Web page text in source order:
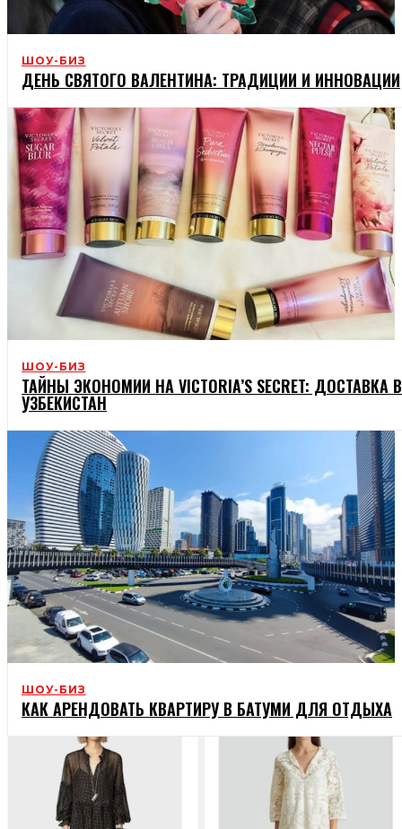
ШОУ-БИЗ
ДЕНЬ СВЯТОГО ВАЛЕНТИНА: ТРАДИЦИИ И ИННОВАЦИИ
ШОУ-БИЗ
ТАЙНЫ ЭКОНОМИИ НА VICTORIA’S SECRET: ДОСТАВКА В
УЗБЕКИСТАН
ШОУ-БИЗ
КАК АРЕНДОВАТЬ КВАРТИРУ В БАТУМИ ДЛЯ ОТДЫХА